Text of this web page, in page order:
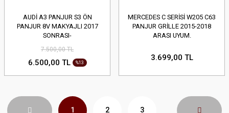
AUDİ A3 PANJUR S3 ÖN
PANJUR 8V MAKYAJLI 2017
SONRASI-
7.500,00 TL
6.500,00 TL %13
MERCEDES C SERİSİ W205 C63
PANJUR GRİLLE 2015-2018
ARASI UYUM.
3.699,00 TL
1 2 3